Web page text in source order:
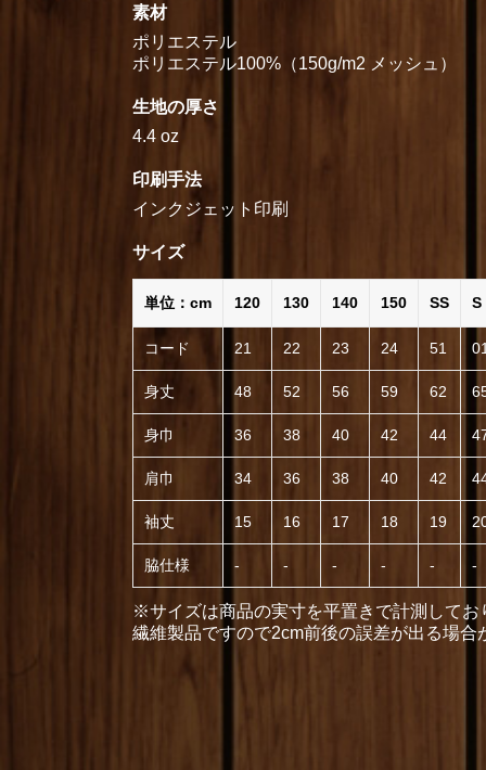
素材
ポリエステル
ポリエステル100%（150g/m2 メッシュ）
生地の厚さ
4.4 oz
印刷手法
インクジェット印刷
サイズ
単位：cm 120 130 140 150 SS S
コード 21 22 23 24 51
身丈 48 52 56 59 62
身巾 36 38 40 42 44
肩巾 34 36 38 40 42
袖丈 15 16 17 18 19
脇仕様 - - - - - -
※サイズは商品の実寸を平置きで計測してお
繊維製品ですので2cm前後の誤差が出る場合